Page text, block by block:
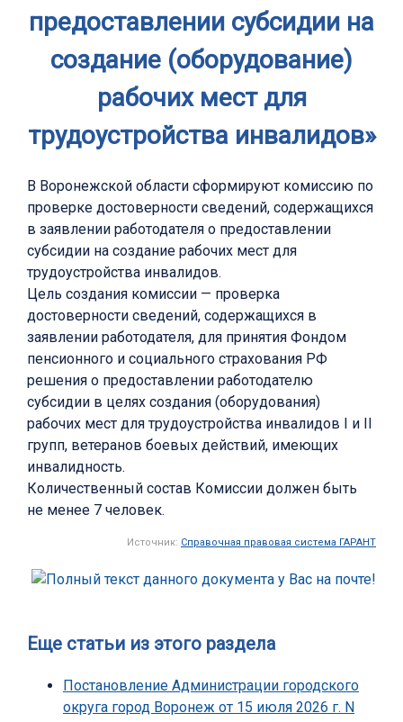
предоставлении субсидии на
создание (оборудование)
рабочих мест для
трудоустройства инвалидов»
В Воронежской области сформируют комиссию по
проверке достоверности сведений, содержащихся
в заявлении работодателя о предоставлении
субсидии на создание рабочих мест для
трудоустройства инвалидов.
Цель создания комиссии — проверка
достоверности сведений, содержащихся в
заявлении работодателя, для принятия Фондом
пенсионного и социального страхования РФ
решения о предоставлении работодателю
субсидии в целях создания (оборудования)
рабочих мест для трудоустройства инвалидов I и II
групп, ветеранов боевых действий, имеющих
инвалидность.
Количественный состав Комиссии должен быть
не менее 7 человек.
Источник: Справочная правовая система ГАРАНТ
Еще статьи из этого раздела
Постановление Администрации городского
округа город Воронеж от 15 июля 2026 г. N